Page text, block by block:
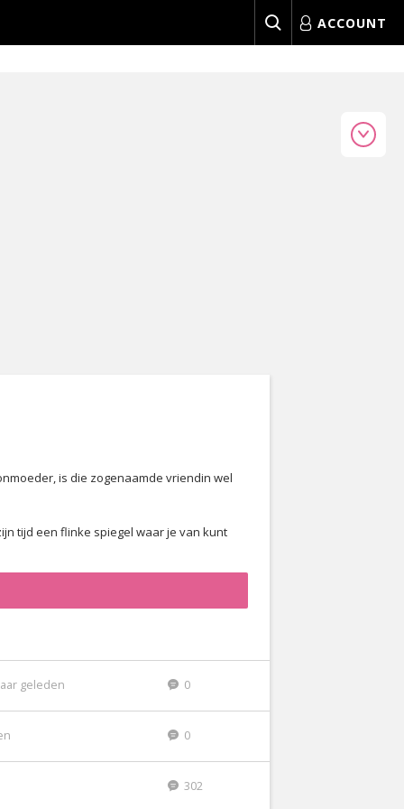
ACCOUNT
is die zogenaamde vriendin wel
tijd een flinke spiegel waar je van kunt
geleden 0
0
302